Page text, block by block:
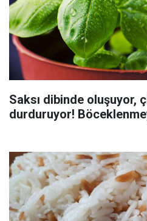
Saksı dibinde oluşuyor,
durduruyor!